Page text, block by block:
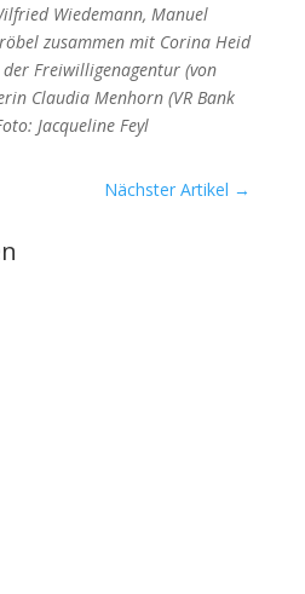
Wie­demann, Manu­el
zusam­men mit Cori­na Heid
Frei­wil­li­gen­agen­tur (von
Clau­dia Men­horn (VR Bank
Jac­que­line Feyl
Nächster Artikel →